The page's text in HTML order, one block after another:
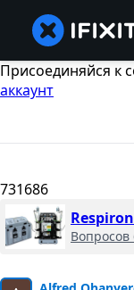
Присоединяйся к
аккаунт
731686
Вопросов